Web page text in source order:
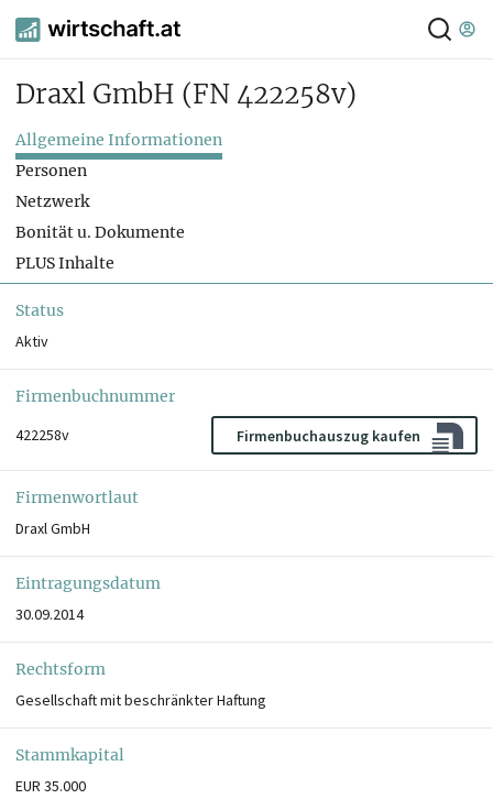
Draxl GmbH (FN 422258v)
Allgemeine Informationen
Personen
Netzwerk
Bonität u. Dokumente
PLUS Inhalte
Status
Aktiv
Firmenbuchnummer
422258v
Firmenbuchauszug kaufen
Firmenwortlaut
Draxl GmbH
Eintragungsdatum
30.09.2014
Rechtsform
Gesellschaft mit beschränkter Haftung
Stammkapital
EUR 35.000